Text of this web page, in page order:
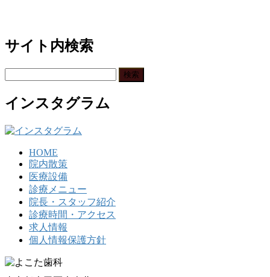
サイト内検索
インスタグラム
HOME
院内散策
医療設備
診療メニュー
院長・スタッフ紹介
診療時間・アクセス
求人情報
個人情報保護方針